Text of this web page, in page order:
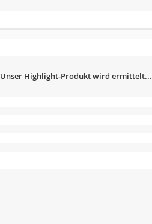
Unser Highlight-Produkt wird ermittelt...